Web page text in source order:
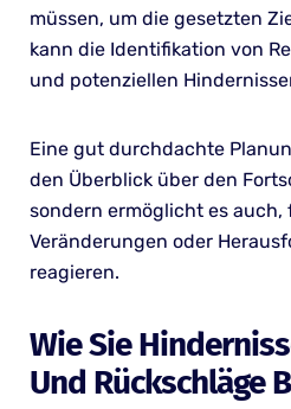
müssen, um die gesetzten
kann die Identifikation von
und potenziellen
Eine gut durchdachte
den Überblick über den
sondern ermöglicht es auch,
Veränderungen oder
reagieren.
Wie Sie
Und Rückschläge